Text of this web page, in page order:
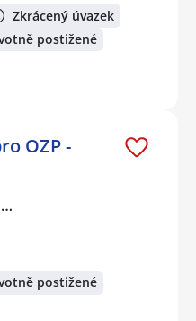
Zkrácený úvazek
postižené
OZP -
postižené